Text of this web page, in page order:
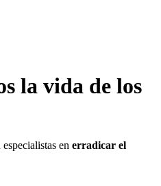
la vida de los
en erradicar el